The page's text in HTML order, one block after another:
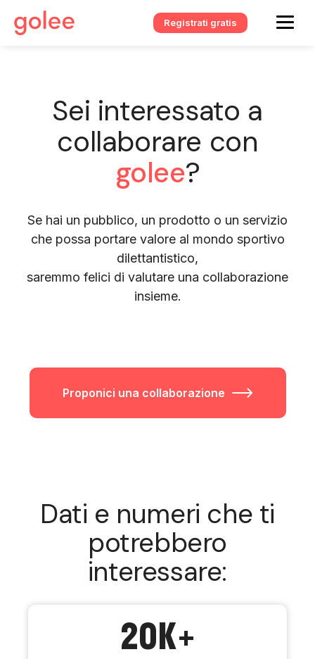
Registrati gratis
Sei interessato a
collaborare con
golee?
Se hai un pubblico, un prodotto o un servizio
che possa portare valore al mondo sportivo
dilettantistico,
saremmo felici di valutare una collaborazione
insieme.
Proponici una collaborazione
Dati e numeri che ti
potrebbero
interessare:
20K+